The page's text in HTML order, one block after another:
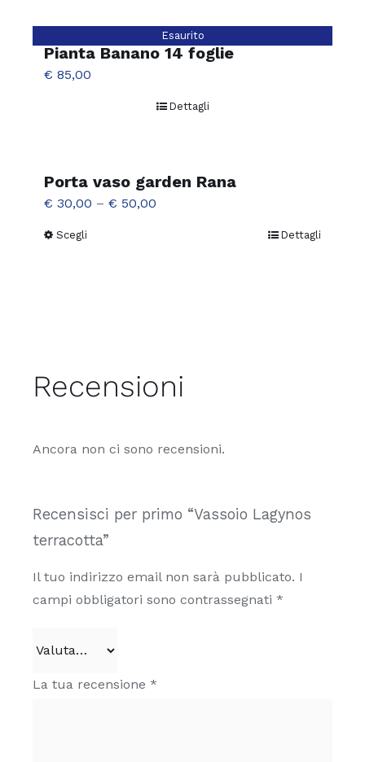
Esaurito
Pianta Banano 14 foglie
€ 85,00
Dettagli
Porta vaso garden Rana
€ 30,00 – € 50,00
ScegliQuesto
possono
scelte
del
prodotto
Dettagli
Recensioni
Ancora non ci sono recensioni.
Recensisci per primo “Vassoio Lagynos
terracotta”
Il tuo indirizzo email non sarà pubblicato. I
campi obbligatori sono contrassegnati *
La tua recensione *